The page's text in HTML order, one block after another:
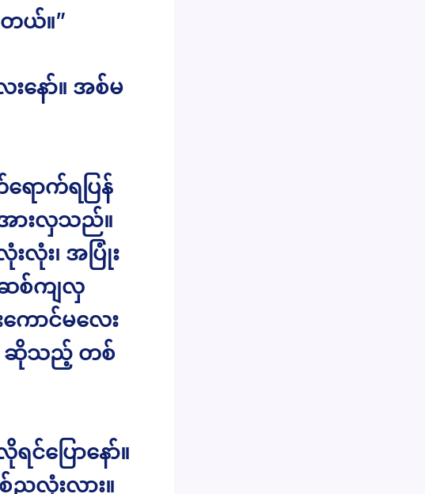
ယ်။”
နော်။ အစ်မ
ောက်ရပြန်
အားလှသည်။
လုံး၊ အပြုံး
စ်ကျလှ
ောင်မလေး
ဆိုသည့် တစ်
ပြောနော်။
ညလုံးလား။